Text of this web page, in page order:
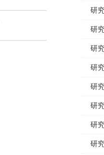
研
研
研
研
研
研
研
研